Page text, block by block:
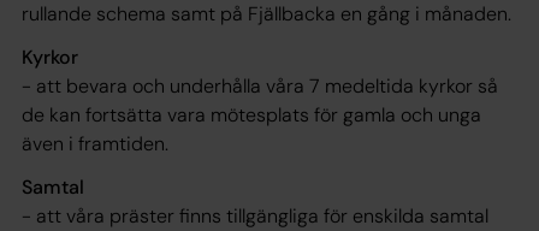
rullande schema samt på Fjällbacka en gång i månaden.
Kyrkor
- att bevara och underhålla våra 7 medeltida kyrkor så
de kan fortsätta vara mötesplats för gamla och unga
även i framtiden.
Samtal
- att våra präster finns tillgängliga för enskilda samtal